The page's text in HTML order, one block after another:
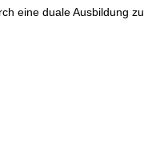
eine duale Ausbildung zu